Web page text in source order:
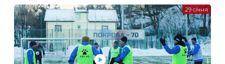
29 січня